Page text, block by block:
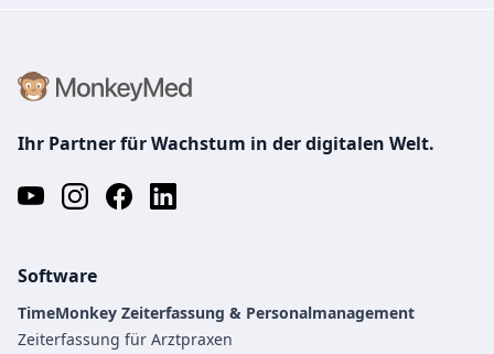
Ihr Partner für Wachstum in der digitalen Welt.
Software
TimeMonkey Zeiterfassung & Personalmanagement
Zeiterfassung für Arztpraxen